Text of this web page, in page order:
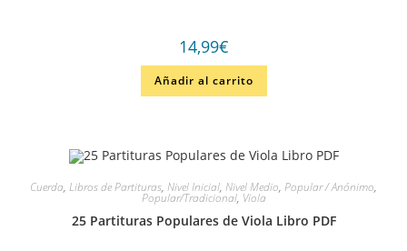
14,99€
Añadir al carrito
Cuerda, Libros de Partituras, Nivel Inicial, Nivel Medio, Popular / Anónimo,
Popular/Tradicional, Viola
25 Partituras Populares de Viola Libro PDF